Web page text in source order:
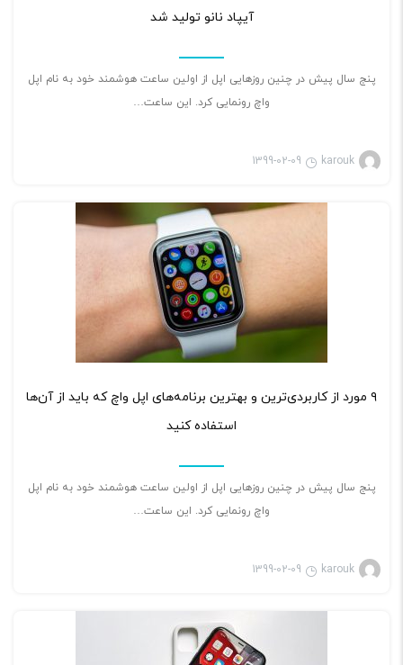
استفاده از آن‌ها را عنوان کنیم.
آیپاد نانو تولید شد
پنج سال پیش در چنین روزهایی اپل از اولین ساعت هوشمند خود به نام اپل
واچ رونمایی کرد. این ساعت…
karouk
1399-02-09
۹ مورد از کاربردی‌ترین و بهترین برنامه‌های اپل واچ که باید از آن‌ها
استفاده کنید
پنج سال پیش در چنین روزهایی اپل از اولین ساعت هوشمند خود به نام اپل
واچ رونمایی کرد. این ساعت…
karouk
1399-02-09